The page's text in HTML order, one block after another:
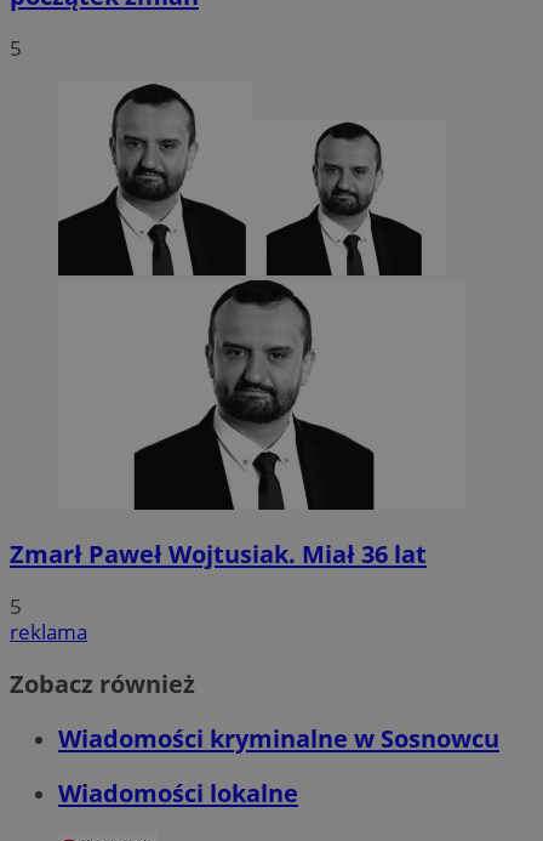
5
Zmarł Paweł Wojtusiak. Miał 36 lat
5
reklama
Zobacz również
Wiadomości kryminalne w Sosnowcu
Wiadomości lokalne